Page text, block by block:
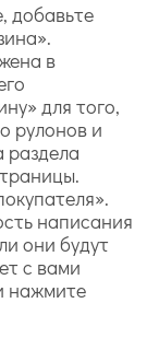
добавьте
в
для того,
рулонов и
раздела
написания
они будут
с вами
нажмите